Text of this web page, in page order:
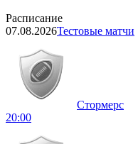
Расписание
07.08.2026Тестовые матчи
Стормерс
20:00